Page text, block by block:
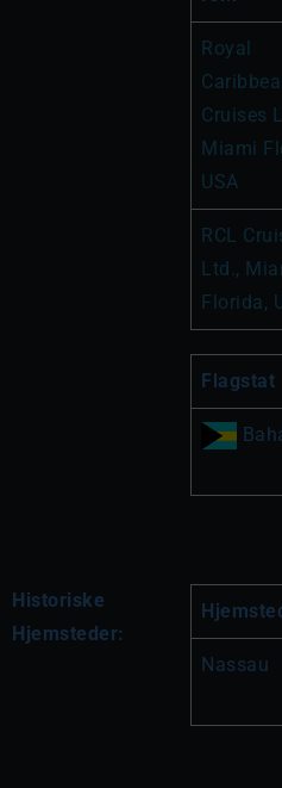
Royal
Cruises
Miami
USA
RCL
Ltd.,
Florida,
Flagstat
Historiske
Hjemsteder:
Nassau